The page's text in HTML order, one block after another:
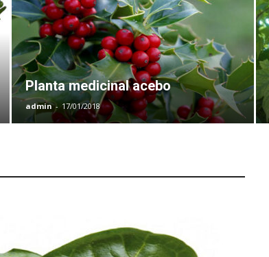
Planta medicinal acebo
admin - 17/01/2018